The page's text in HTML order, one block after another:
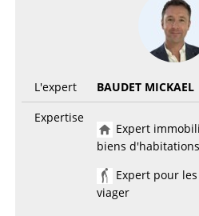
L'expert
BAUDET MICKAEL
Expertise
Expert
biens d'habitations
Expert pour
viager